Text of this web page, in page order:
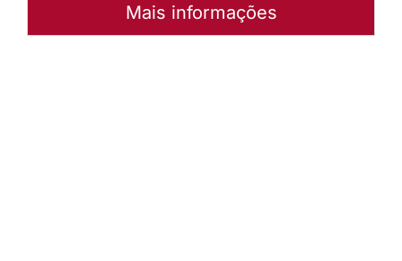
Mais informações